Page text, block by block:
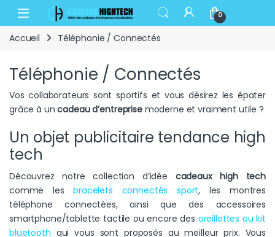
Skip to navigation
Skip to content
Open 0
Accueil Téléphonie / Connectés
Téléphonie / Connectés
Vos collaborateurs sont sportifs et vous désirez les épater
grâce à uncadeau d’entreprisemoderne et vraiment utile ?
Un objet publicitaire tendance high
tech
Découvrez notre collection d’idée cadeaux high tech
comme lesbracelets connectés sport, les montres
téléphone connectées, ainsi que des accessoires
smartphone/tablette tactile ou encore des oreillettes ou kit
bluetooth qui vous sont proposés au meilleur prix. Vous